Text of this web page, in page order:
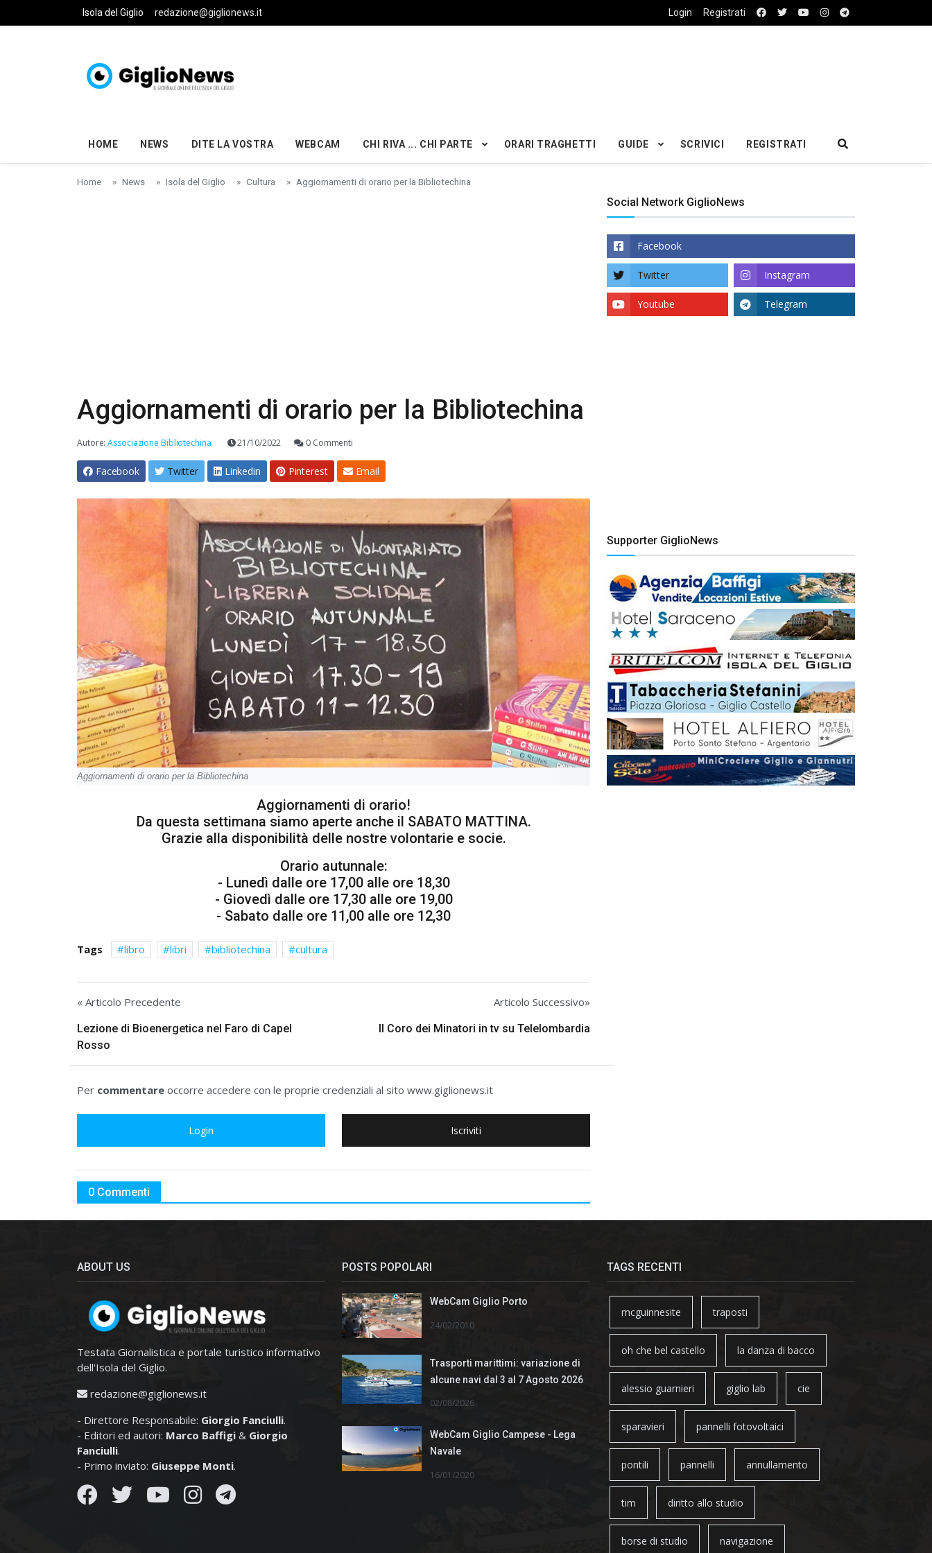
Skip to main content
Isola del Giglio redazione@giglionews.it Login Registrati
HOME NEWS DITE LA VOSTRA WEBCAM CHI RIVA ... CHI PARTE ORARI TRAGHETTI GUIDE SCRIVICI REGISTRATI
Home News Isola del Giglio Cultura Aggiornamenti di orario per la Bibliotechina
Aggiornamenti di orario per la Bibliotechina
Autore:Associazione Bibliotechina 21/10/2022 0 Commenti
Facebook Twitter Linkedin Pinterest Email
Aggiornamenti di orario per la Bibliotechina
Aggiornamenti di orario!
Da questa settimana siamo aperte anche il SABATO MATTINA.
Grazie alla disponibilità delle nostre volontarie e socie.
Orario autunnale:
- Lunedì dalle ore 17,00 alle ore 18,30
- Giovedì dalle ore 17,30 alle ore 19,00
- Sabato dalle ore 11,00 alle ore 12,30
Tags libro libri bibliotechina cultura
« Articolo Precedente
Lezione di Bioenergetica nel Faro di Capel
Rosso
Articolo Successivo»
Il Coro dei Minatori in tv su Telelombardia
Per commentare occorre accedere con le proprie credenziali al sito www.giglionews.it
Login Iscriviti
0 Commenti
Social Network GiglioNews
Facebook
Twitter Instagram
Youtube Telegram
Supporter GiglioNews
ABOUT US
Testata Giornalistica e portale turistico informativo
dell'Isola del Giglio.
redazione@giglionews.it
- Direttore Responsabile: Giorgio Fanciulli.
- Editori ed autori: Marco Baffigi & Giorgio
Fanciulli.
- Primo inviato: Giuseppe Monti.
POSTS POPOLARI
WebCam Giglio Porto
24/02/2010
Trasporti marittimi: variazione di
alcune navi dal 3 al 7 Agosto 2026
02/08/2026
WebCam Giglio Campese - Lega
Navale
16/01/2020
TAGS RECENTI
mcguinnesite traposti
oh che bel castello la danza di bacco
alessio guarnieri giglio lab cie
sparavieri pannelli fotovoltaici
pontili pannelli annullamento
tim diritto allo studio
borse di studio navigazione